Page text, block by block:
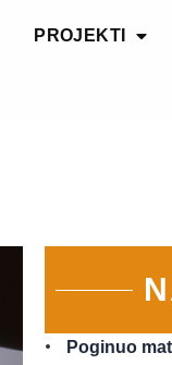
PROJEKTI
Poginuo